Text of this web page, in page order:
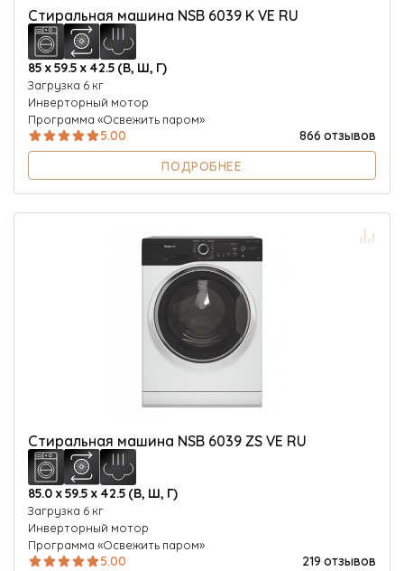
Стиральная машина NSB 6039 K VE RU
85 х 59.5 х 42.5 (В, Ш, Г)
Загрузка 6 кг
Инверторный мотор
Программа «Освежить паром»
5.00
866 отзывов
ПОДРОБНЕЕ
Стиральная машина NSB 6039 ZS VE RU
85.0 х 59.5 х 42.5 (В, Ш, Г)
Загрузка 6 кг
Инверторный мотор
Программа «Освежить паром»
5.00
219 отзывов